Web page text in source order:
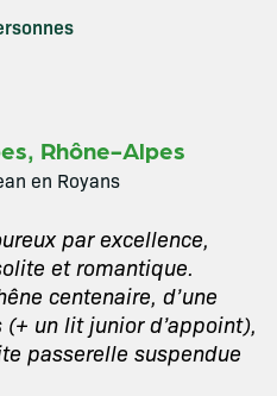
, Rhône-Alpes
en Royans
par excellence,
et romantique.
centenaire, d’une
un lit junior d’appoint),
passerelle suspendue